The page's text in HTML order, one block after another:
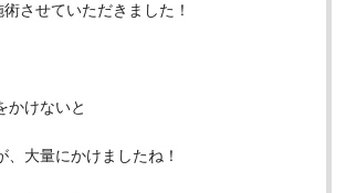
させていただきました！
かけないと
、大量にかけましたね！